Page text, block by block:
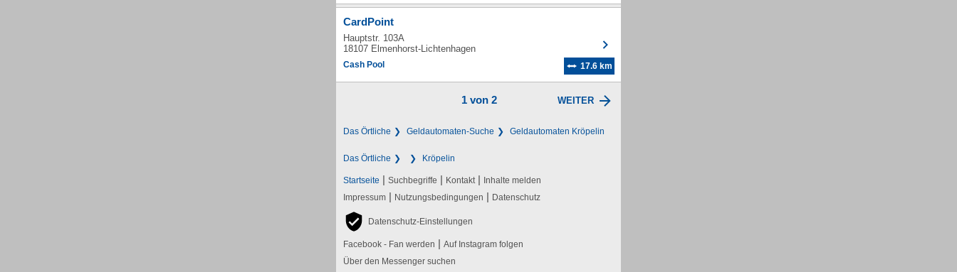
CardPoint
Hauptstr. 103A
18107 Elmenhorst-Lichtenhagen
Cash Pool 17.6 km
1 von 2 WEITER
Das Örtliche Geldautomaten-Suche Geldautomaten Kröpelin
Das Örtliche Kröpelin
Startseite | Suchbegriffe | Kontakt | Inhalte melden
Impressum | Nutzungsbedingungen | Datenschutz
Datenschutz-Einstellungen
Facebook - Fan werden | Auf Instagram folgen
Über den Messenger suchen